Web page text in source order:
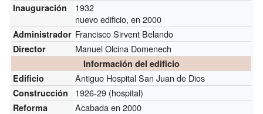
Inauguración
1932
nuevo edificio, en 2000
Administrador Francisco Sirvent Belando
Director Manuel Olcina Domenech
Información del edificio
Edificio
Antiguo Hospital San Juan de Dios
Construcción 1926-29 (hospital)
Reforma Acabada en 2000